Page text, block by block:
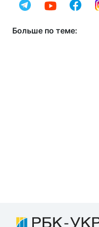
Больше по теме: